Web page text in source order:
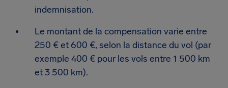
indemnisation.
Le montant de la compensation varie entre
250 € et 600 €, selon la distance du vol (par
exemple 400 € pour les vols entre 1 500 km
et 3 500 km).